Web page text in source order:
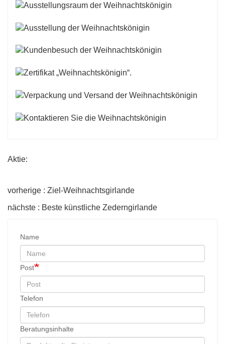
Aktie:
vorherige : Ziel-Weihnachtsgirlande
nächste : Beste künstliche Zederngirlande
Name
Post
Telefon
Beratungsinhalte